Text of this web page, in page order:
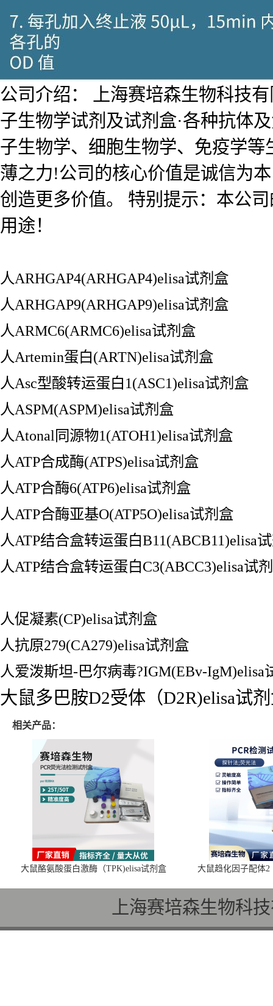
公司介绍： 上海赛培森生物科技有
子生物学试剂及试剂盒·各种抗体
子生物学、细胞生物学、免疫学
薄之力!公司的核心价值是诚信为
创造更多价值。 特别提示：本公
用途！
人ARHGAP4(ARHGAP4)elisa试剂盒
人ARHGAP9(ARHGAP9)elisa试剂盒
人ARMC6(ARMC6)elisa试剂盒
人Artemin蛋白(ARTN)elisa试剂盒
人Asc型酸转运蛋白1(ASC1)elisa试剂盒
人ASPM(ASPM)elisa试剂盒
人Atonal同源物1(ATOH1)elisa试剂盒
人ATP合成酶(ATPS)elisa试剂盒
人ATP合酶6(ATP6)elisa试剂盒
人ATP合酶亚基O(ATP5O)elisa试剂盒
人ATP结合盒转运蛋白B11(ABCB11)elisa
人ATP结合盒转运蛋白C3(ABCC3)elisa试
人促凝素(CP)elisa试剂盒
人抗原279(CA279)elisa试剂盒
人爱泼斯坦-巴尔病毒?IGM(EBv-IgM)elisa
大鼠多巴胺D2受体（D2R)elisa试
相关产品：
大鼠酪氨酸蛋白激酶（TPK)elisa试剂盒 大鼠趋化因子配体2
上海赛培森生物科